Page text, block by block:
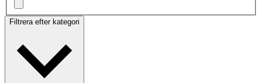
Filtrera efter kategori